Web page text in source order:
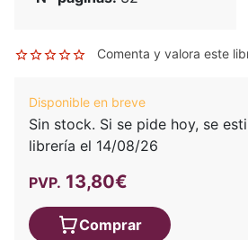
Comenta y valora este
Disponible en breve
Sin stock. Si se pide hoy, se
librería el 14/08/26
PVP. 13,80€
Comprar